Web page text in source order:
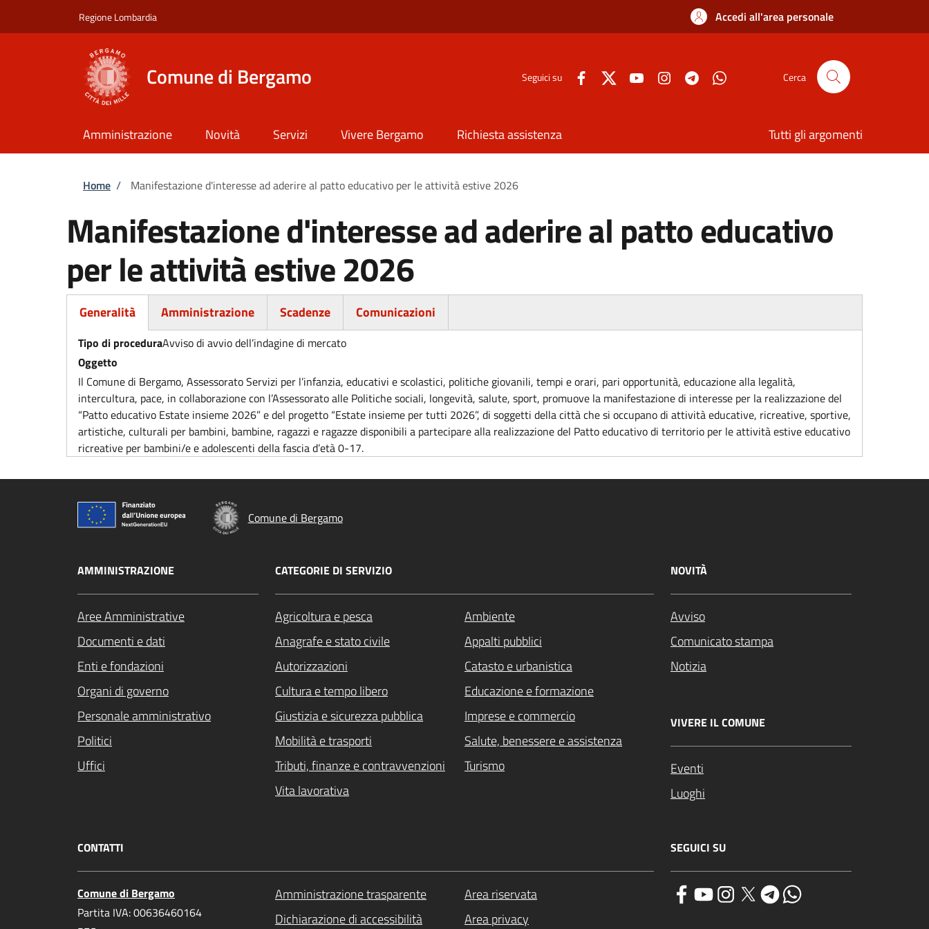
Regione Lombardia Accedi all'area personale
Comune di Bergamo Seguici su Cerca
Amministrazione Novità Servizi Vivere Bergamo Richiesta assistenza Tutti gli argomenti
Briciole di pane
Home / Manifestazione d'interesse ad aderire al patto educativo per le attività estive 2026
Manifestazione d'interesse ad aderire al patto educativo
per le attività estive 2026
Generalità
(scheda attiva)
Amministrazione Scadenze Comunicazioni
Tipo di proceduraAvviso di avvio dell’indagine di mercato
Oggetto
Il Comune di Bergamo, Assessorato Servizi per l’infanzia, educativi e scolastici, politiche giovanili, tempi e orari, pari opportunità, educazione alla legalità,
intercultura, pace, in collaborazione con l’Assessorato alle Politiche sociali, longevità, salute, sport, promuove la manifestazione di interesse per la realizzazione del
“Patto educativo Estate insieme 2026” e del progetto “Estate insieme per tutti 2026”, di soggetti della città che si occupano di attività educative, ricreative, sportive,
artistiche, culturali per bambini, bambine, ragazzi e ragazze disponibili a partecipare alla realizzazione del Patto educativo di territorio per le attività estive educativo
ricreative per bambini/e e adolescenti della fascia d’età 0-17.
Comune di Bergamo
AMMINISTRAZIONE
Aree Amministrative
Documenti e dati
Enti e fondazioni
Organi di governo
Personale amministrativo
Politici
Uffici
CATEGORIE DI SERVIZIO
Agricoltura e pesca
Ambiente
Anagrafe e stato civile
Appalti pubblici
Autorizzazioni
Catasto e urbanistica
Cultura e tempo libero
Educazione e formazione
Giustizia e sicurezza pubblica
Imprese e commercio
Mobilità e trasporti
Salute, benessere e assistenza
Tributi, finanze e contravvenzioni
Turismo
Vita lavorativa
NOVITÀ
Avviso
Comunicato stampa
Notizia
VIVERE IL COMUNE
Eventi
Luoghi
CONTATTI
Comune di Bergamo
Partita IVA: 00636460164
Amministrazione trasparente
Area riservata
Dichiarazione di accessibilità
Area privacy
SEGUICI SU